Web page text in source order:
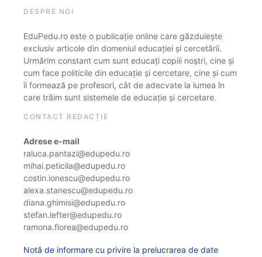
DESPRE NOI
EduPedu.ro este o publicație online care găzduiește
exclusiv articole din domeniul educației și cercetării.
Urmărim constant cum sunt educați copiii noștri, cine și
cum face politicile din educație și cercetare, cine și cum
îi formează pe profesori, cât de adecvate la lumea în
care trăim sunt sistemele de educație și cercetare.
CONTACT REDACȚIE
Adrese e-mail
raluca.pantazi@edupedu.ro
mihai.peticila@edupedu.ro
costin.ionescu@edupedu.ro
alexa.stanescu@edupedu.ro
diana.ghimisi@edupedu.ro
stefan.lefter@edupedu.ro
ramona.florea@edupedu.ro
Notă de informare cu privire la prelucrarea de date